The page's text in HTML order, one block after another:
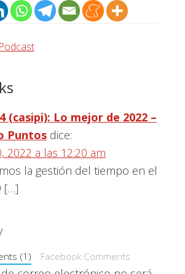
Podcast
(casipi): Lo mejor de 2022 –
Puntos dice:
2022 a las 12:20 am
la gestión del tiempo en el
[…]
(1) Facebook Comments